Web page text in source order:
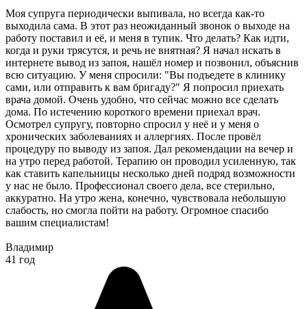
Моя супруга периодически выпивала, но всегда как-то
выходила сама. В этот раз неожиданный звонок о выходе на
работу поставил и её, и меня в тупик. Что делать? Как идти,
когда и руки трясутся, и речь не внятная? Я начал искать в
интернете вывод из запоя, нашёл номер и позвонил, объяснив
всю ситуацию. У меня спросили: "Вы подъедете в клинику
сами, или отправить к вам бригаду?" Я попросил приехать
врача домой. Очень удобно, что сейчас можно все сделать
дома. По истечению короткого времени приехал врач.
Осмотрел супругу, повторно спросил у неё и у меня о
хронических заболеваниях и аллергиях. После провёл
процедуру по выводу из запоя. Дал рекомендации на вечер и
на утро перед работой. Терапию он проводил усиленную, так
как ставить капельницы несколько дней подряд возможности
у нас не было. Профессионал своего дела, все стерильно,
аккуратно. На утро жена, конечно, чувствовала небольшую
слабость, но смогла пойти на работу. Огромное спасибо
вашим специалистам!
Владимир
41 год